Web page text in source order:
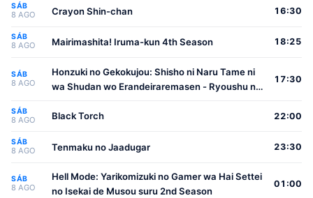
SÁB
8 AGO Crayon Shin-chan 16:30
SÁB
8 AGO Mairimashita! Iruma-kun 4th Season 18:25
SÁB
8 AGO
Honzuki no Gekokujou: Shisho ni Naru Tame ni
wa Shudan wo Erandeiraremasen - Ryoushu no
17:30
SÁB
8 AGO Black Torch 22:00
SÁB
8 AGO Tenmaku no Jaadugar 23:30
SÁB
8 AGO
Hell Mode: Yarikomizuki no Gamer wa Hai Settei
no Isekai de Musou suru 2nd Season
01:00